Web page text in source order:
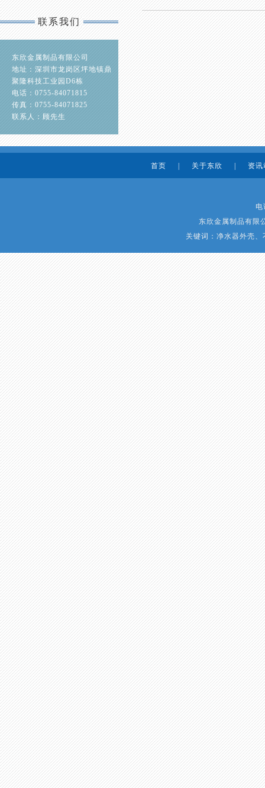
联系我们
东欣金属制品有限公司
地址：深圳市龙岗区坪地镇鼎
聚隆科技工业园D6栋
电话：0755-84071815
传真：0755-84071825
联系人：顾先生
首页 关于东欣 资讯
东欣金属制品有
关键词：净水器外壳